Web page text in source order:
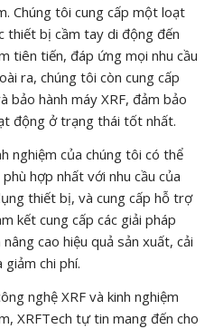
Chúng tôi cung cấp một loạt
thiết bị cầm tay di động đến
tiên tiến, đáp ứng mọi nhu cầu
ra, chúng tôi còn cung cấp
bảo hành máy XRF, đảm bảo
động ở trạng thái tốt nhất.
nghiệm của chúng tôi có thể
hợp nhất với nhu cầu của
thiết bị, và cung cấp hỗ trợ
kết cung cấp các giải pháp
cao hiệu quả sản xuất, cải
chi phí.
nghệ XRF và kinh nghiệm
XRFTech tự tin mang đến cho